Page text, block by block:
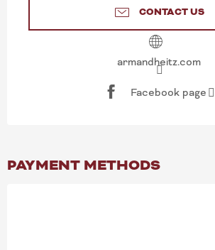
CONTACT US
armandheitz.com
Facebook page
PAYMENT METHODS